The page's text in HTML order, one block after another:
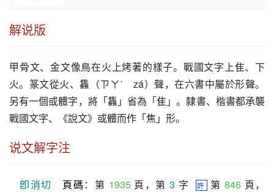
解说版
甲骨文、金文像鳥在火上烤著的樣子。戰國文字上隹、下
火。篆文從火、雥（ㄗㄚˊ　zá）聲，在六書中屬於形聲。
另有一個或體字，將「雥」省為「隹」。隸書、楷書都承襲
戰國文字、《說文》或體而作「焦」形。
说文解字注
卽消切 頁碼 ：第 1935 頁，第 3 字 許 第 846 頁，